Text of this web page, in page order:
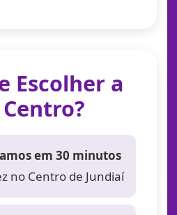
Escolher a
em 30 minutos
no Centro de Jundiaí